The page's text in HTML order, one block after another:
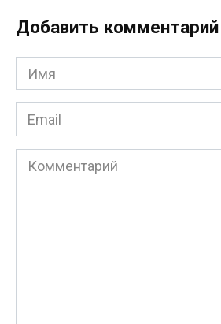
Добавить комментарий
Имя
*
Email
*
Комментарий